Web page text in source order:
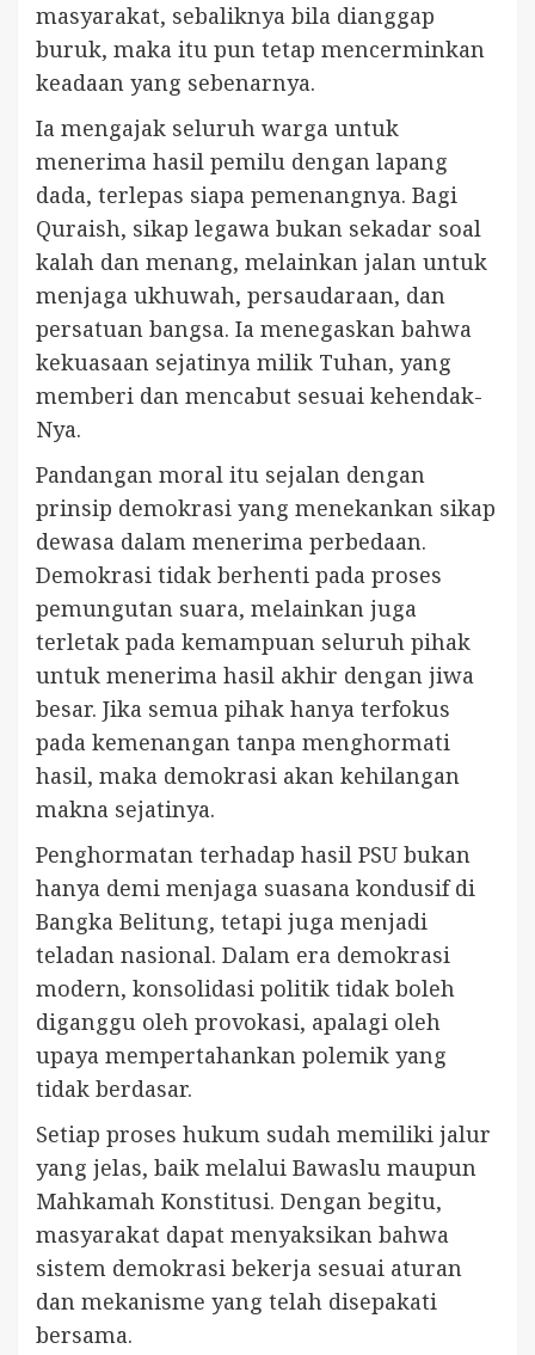
masyarakat, sebaliknya bila dianggap
buruk, maka itu pun tetap mencerminkan
keadaan yang sebenarnya.
Ia mengajak seluruh warga untuk
menerima hasil pemilu dengan lapang
dada, terlepas siapa pemenangnya. Bagi
Quraish, sikap legawa bukan sekadar soal
kalah dan menang, melainkan jalan untuk
menjaga ukhuwah, persaudaraan, dan
persatuan bangsa. Ia menegaskan bahwa
kekuasaan sejatinya milik Tuhan, yang
memberi dan mencabut sesuai kehendak-
Nya.
Pandangan moral itu sejalan dengan
prinsip demokrasi yang menekankan sikap
dewasa dalam menerima perbedaan.
Demokrasi tidak berhenti pada proses
pemungutan suara, melainkan juga
terletak pada kemampuan seluruh pihak
untuk menerima hasil akhir dengan jiwa
besar. Jika semua pihak hanya terfokus
pada kemenangan tanpa menghormati
hasil, maka demokrasi akan kehilangan
makna sejatinya.
Penghormatan terhadap hasil PSU bukan
hanya demi menjaga suasana kondusif di
Bangka Belitung, tetapi juga menjadi
teladan nasional. Dalam era demokrasi
modern, konsolidasi politik tidak boleh
diganggu oleh provokasi, apalagi oleh
upaya mempertahankan polemik yang
tidak berdasar.
Setiap proses hukum sudah memiliki jalur
yang jelas, baik melalui Bawaslu maupun
Mahkamah Konstitusi. Dengan begitu,
masyarakat dapat menyaksikan bahwa
sistem demokrasi bekerja sesuai aturan
dan mekanisme yang telah disepakati
bersama.